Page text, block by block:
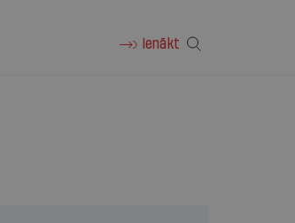
Ienākt